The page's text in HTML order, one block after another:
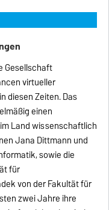
Gesellschaft
virtueller
diesen Zeiten. Das
einen
Land wissenschaftlich
Jana Dittmann und
sowie die
für
von der Fakultät für
zwei Jahre ihre